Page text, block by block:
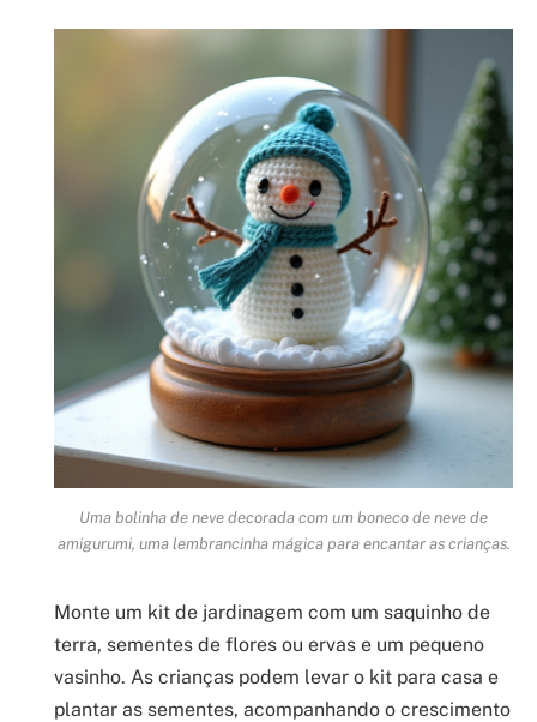
Uma bolinha de neve decorada com um boneco de neve de
amigurumi, uma lembrancinha mágica para encantar as crianças.
Monte um kit de jardinagem com um saquinho de
terra, sementes de flores ou ervas e um pequeno
vasinho. As crianças podem levar o kit para casa e
plantar as sementes, acompanhando o crescimento